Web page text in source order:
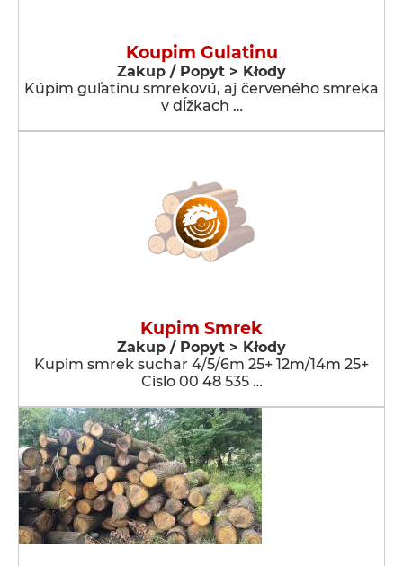
Koupim Gulatinu
Zakup / Popyt > Kłody
Kúpim guľatinu smrekovú, aj červeného smreka
v dĺžkach …
Kupim Smrek
Zakup / Popyt > Kłody
Kupim smrek suchar 4/5/6m 25+ 12m/14m 25+
Cislo 00 48 535 …